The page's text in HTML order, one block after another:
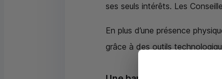
ses seuls intérêts. Les
En plus d’une présence
grâce à des outils